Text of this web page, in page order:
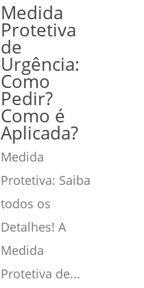
Medida
Protetiva
de
Urgência:
Como
Pedir?
Como é
Aplicada?
Medida
Protetiva: Saiba
todos os
Detalhes! A
Medida
Protetiva de...